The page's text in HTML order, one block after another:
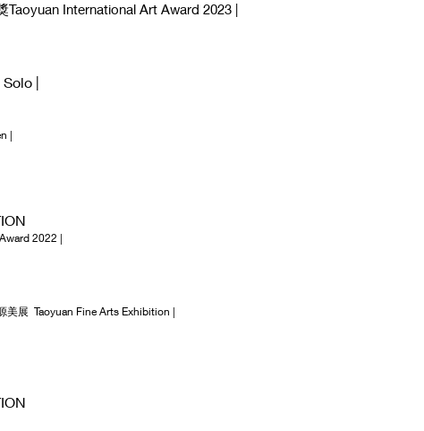
Taoyuan International Art Award 2023 |
|
|
2022 |
美展 Taoyuan Fine Arts Exhibition |